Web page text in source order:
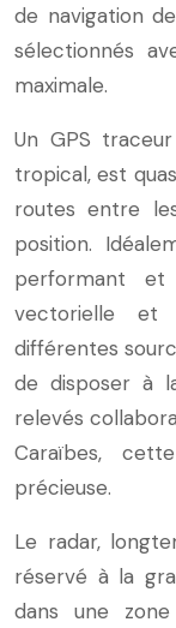
de navigation
sélectionnés
maximale.
Un GPS
tropical, est
routes entre
position.
performant
vectorielle et
différentes
de disposer à
relevés
Caraïbes,
précieuse.
Le radar,
réservé à la
dans une